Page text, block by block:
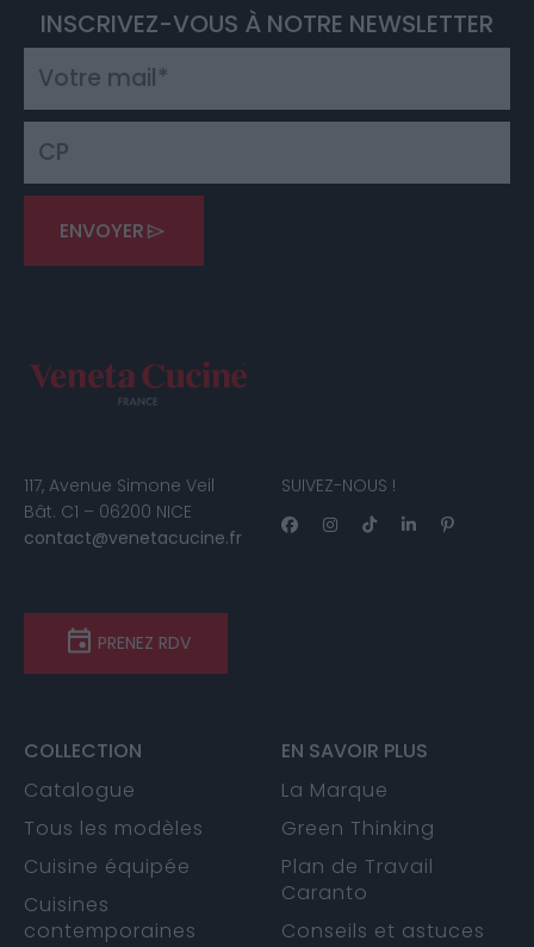
INSCRIVEZ-VOUS À NOTRE NEWSLETTER
ENVOYER
117, Avenue Simone Veil
Bât. C1 – 06200 NICE
contact@venetacucine.fr
SUIVEZ-NOUS !
PRENEZ RDV
COLLECTION
Catalogue
Tous les modèles
Cuisine équipée
Cuisines
contemporaines
EN SAVOIR PLUS
La Marque
Green Thinking
Plan de Travail
Caranto
Conseils et astuces